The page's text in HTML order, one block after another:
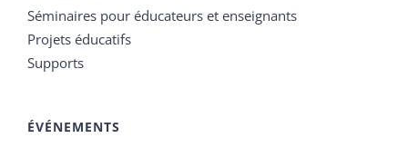
Séminaires pour éducateurs et enseignants
Projets éducatifs
Supports
ÉVÉNEMENTS